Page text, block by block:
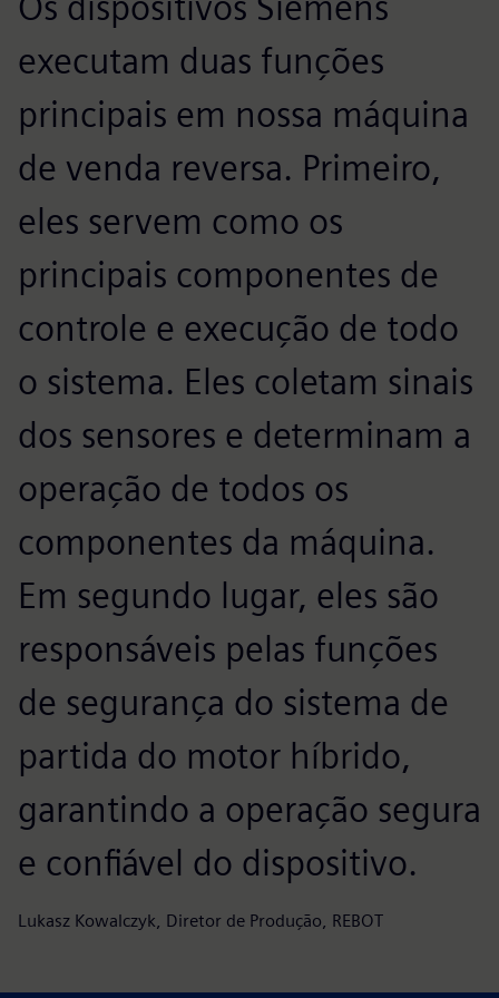
executam duas funções
principais em nossa máquina
de venda reversa. Primeiro,
eles servem como os
principais componentes de
controle e execução de todo
o sistema. Eles coletam sinais
dos sensores e determinam a
operação de todos os
componentes da máquina.
Em segundo lugar, eles são
responsáveis pelas funções
de segurança do sistema de
partida do motor híbrido,
garantindo a operação segura
e confiável do dispositivo.
Lukasz Kowalczyk, Diretor de Produção, REBOT